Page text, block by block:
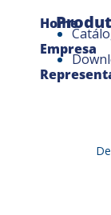
Home
Empresa